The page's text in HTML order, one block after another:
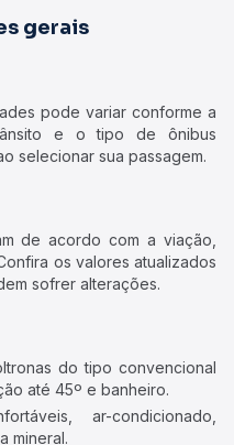
gerais
pode variar conforme a
e o tipo de ônibus
selecionar sua passagem.
de acordo com a viação,
os valores atualizados
sofrer alterações.
do tipo convencional
até 45º e banheiro.
ar-condicionado,
mineral.